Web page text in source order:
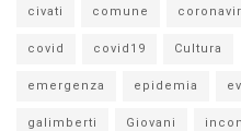
civati comune
covid covid19 Cultura
emergenza epidemia
galimberti Giovani